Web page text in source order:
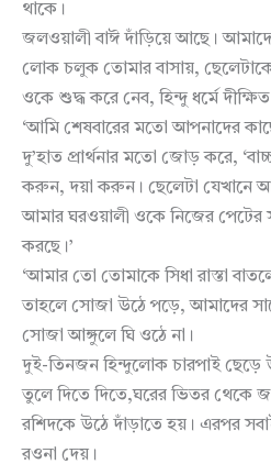
থাকে।
জলওয়ালী বাঈ দাঁড়িয়ে আছে।
লোক চলুক তোমার বাসায়,
ওকে শুদ্ধ করে নেব, হিন্দু ধর্মে
‘আমি শেষবারের মতো আপনাদের
দু’হাত প্রার্থনার মতো জোড় করে,
করুন, দয়া করুন। ছেলেটা যেখানে
আমার ঘরওয়ালী ওকে নিজের পেটের
করছে।’
‘আমার তো তোমাকে সিধা রাস্তা
তাহলে সোজা উঠে পড়ে, আমাদের
সোজা আঙ্গুলে ঘি ওঠে না।
দুই-তিনজন হিন্দুলোক চারপাই ছেড়ে
তুলে দিতে দিতে,ঘরের ভিতর থেকে
রশিদকে উঠে দাঁড়াতে হয়। এরপর
রওনা দেয়।